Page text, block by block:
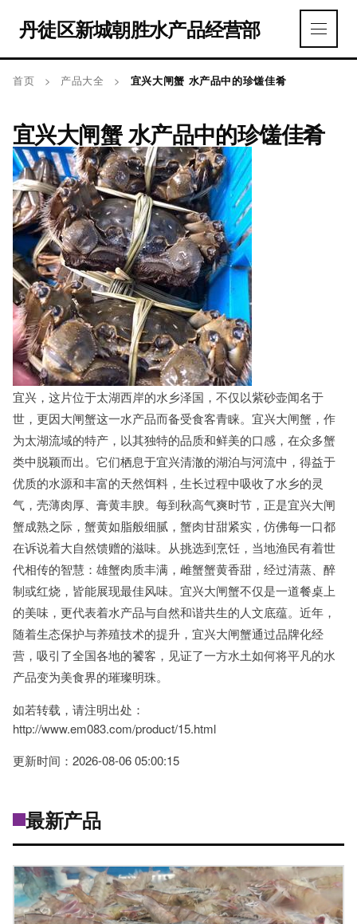
丹徒区新城朝胜水产品经营部
首页 > 产品大全 > 宜兴大闸蟹 水产品中的珍馐佳肴
宜兴大闸蟹 水产品中的珍馐佳肴
宜兴，这片位于太湖西岸的水乡泽国，不仅以紫砂壶闻名于
世，更因大闸蟹这一水产品而备受食客青睐。宜兴大闸蟹，作
为太湖流域的特产，以其独特的品质和鲜美的口感，在众多蟹
类中脱颖而出。它们栖息于宜兴清澈的湖泊与河流中，得益于
优质的水源和丰富的天然饵料，生长过程中吸收了水乡的灵
气，壳薄肉厚、膏黄丰腴。每到秋高气爽时节，正是宜兴大闸
蟹成熟之际，蟹黄如脂般细腻，蟹肉甘甜紧实，仿佛每一口都
在诉说着大自然馈赠的滋味。从挑选到烹饪，当地渔民有着世
代相传的智慧：雄蟹肉质丰满，雌蟹蟹黄香甜，经过清蒸、醉
制或红烧，皆能展现最佳风味。宜兴大闸蟹不仅是一道餐桌上
的美味，更代表着水产品与自然和谐共生的人文底蕴。近年，
随着生态保护与养殖技术的提升，宜兴大闸蟹通过品牌化经
营，吸引了全国各地的饕客，见证了一方水土如何将平凡的水
产品变为美食界的璀璨明珠。
如若转载，请注明出处：
http://www.em083.com/product/15.html
更新时间：2026-08-06 05:00:15
最新产品